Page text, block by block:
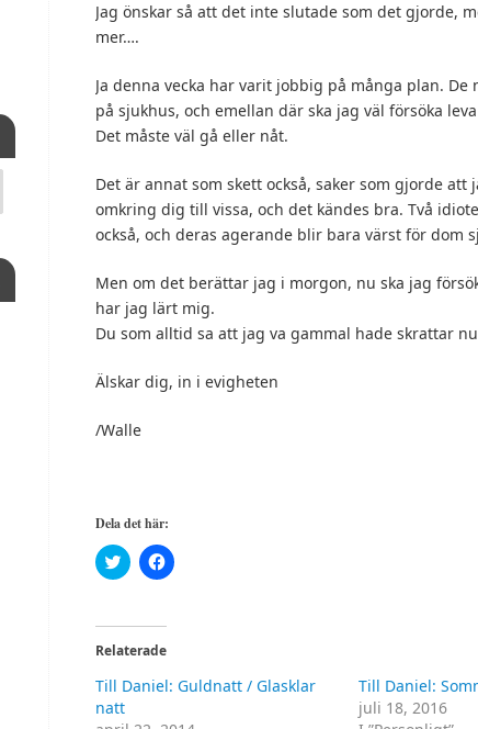
Jag önskar så att det inte slutade som det gjorde,
mer….
Ja denna vecka har varit jobbig på många plan.
på sjukhus, och emellan där ska jag väl försöka
Det måste väl gå eller nåt.
Det är annat som skett också, saker som gjorde
omkring dig till vissa, och det kändes bra. Två
också, och deras agerande blir bara värst för dom
Men om det berättar jag i morgon, nu ska jag
har jag lärt mig.
Du som alltid sa att jag va gammal hade skrattar
Älskar dig, in i evigheten
/Walle
Dela det här:
Klicka
för
Twitter
(Öppnas
i
nytt
fönster)
Klicka
för
nytt
Relaterade
Till Daniel: Guldnatt / Glasklar
natt
Till Daniel:
juli 18, 2016